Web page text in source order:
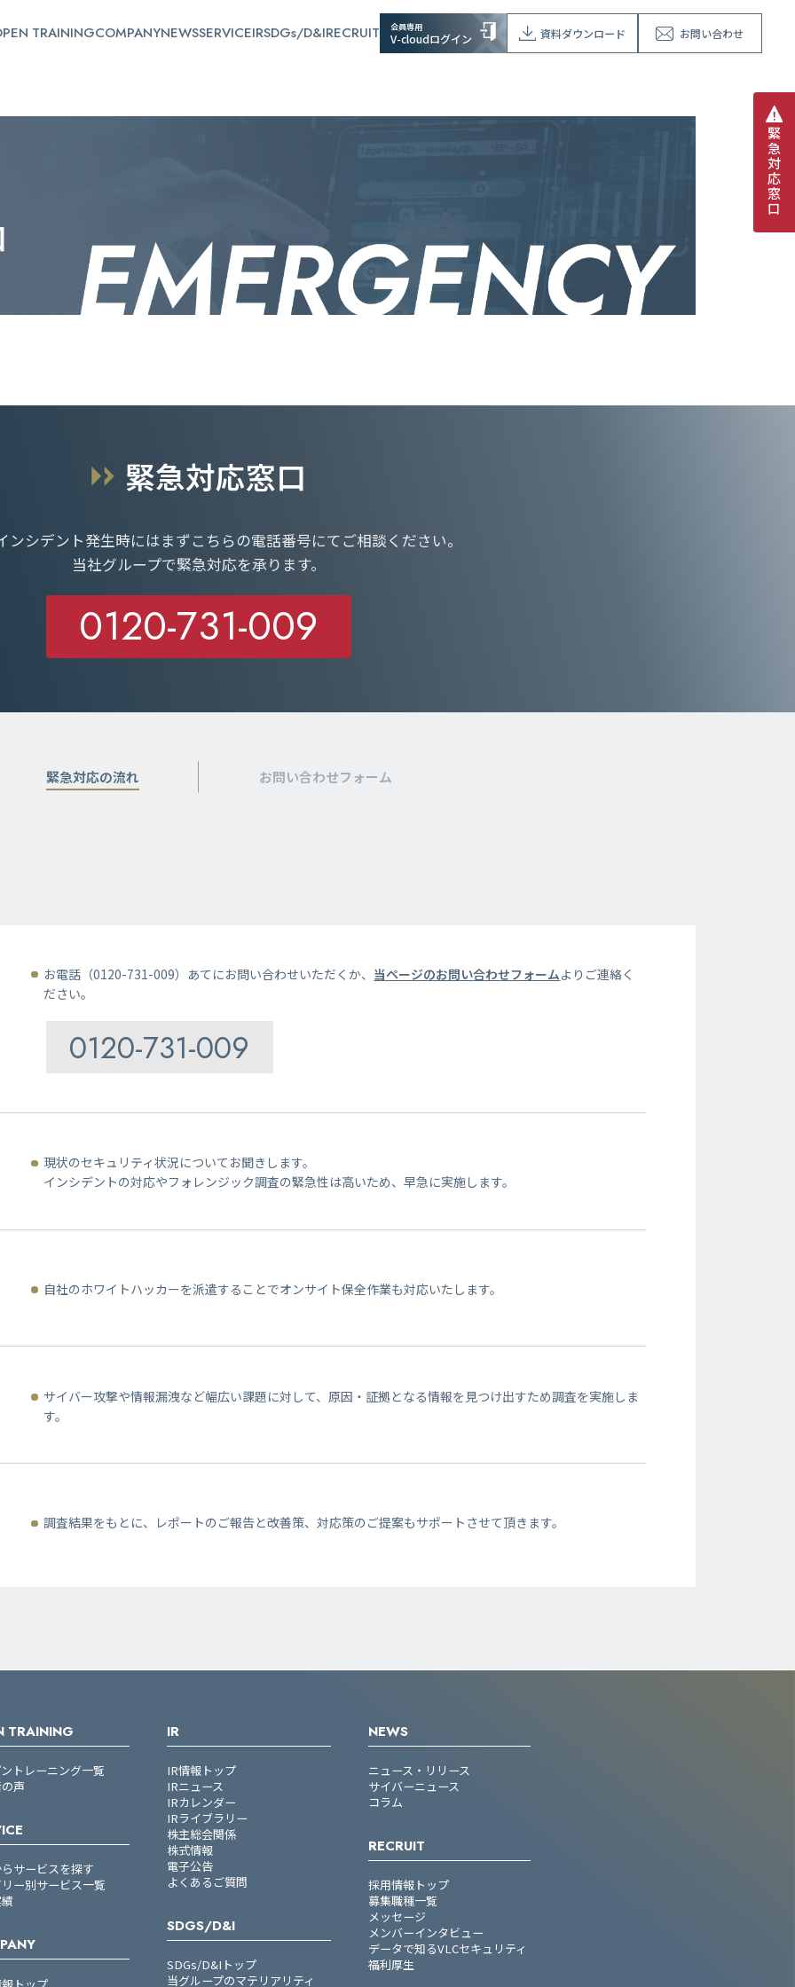
TRAININGCOMPANYNEWSSERVICEIRSDGs/D&IRECRUIT 会員専用
V-cloudログイン 資料ダウンロード お問い合わせ
緊
急
対
応
窓
口
緊急対応窓口
ンシデント発生時にはまずこちらの電話番号にてご相談ください。
当社グループで緊急対応を承ります。
0120-731-009
緊急対応の流れ お問い合わせフォーム
お電話（0120-731-009）あてにお問い合わせいただくか、 当ページのお問い合わせフォームよりご連絡く
ださい。
0120-731-009
現状のセキュリティ状況についてお聞きします。
インシデントの対応やフォレンジック調査の緊急性は高いため、早急に実施します。
自社のホワイトハッカーを派遣することでオンサイト保全作業も対応いたします。
サイバー攻撃や情報漏洩など幅広い課題に対して、原因・証拠となる情報を見つけ出すため調査を実施しま
す。
調査結果をもとに、レポートのご報告と改善策、対応策のご提案もサポートさせて頂きます。
TRAINING
トレーニング一覧
声
サービスを探す
ー別サービス一覧
トップ
IR
IR情報トップ
IRニュース
IRカレンダー
IRライブラリー
株主総会関係
株式情報
電子公告
よくあるご質問
SDGS/D&I
SDGs/D&Iトップ
当グループのマテリアリティ
NEWS
ニュース・リリース
サイバーニュース
コラム
RECRUIT
採用情報トップ
募集職種一覧
メッセージ
メンバーインタビュー
データで知るVLCセキュリティ
福利厚生